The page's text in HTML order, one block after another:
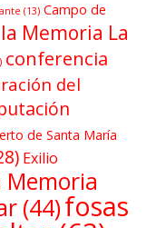
(13) Campo de
Memoria La
conferencia
del
de Santa María
Exilio
Memoria
(44)fosas